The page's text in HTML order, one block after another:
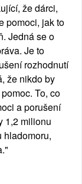
že dárci,
pomoci, jak to
Jedná se o
Je to
rozhodnutí
že nikdo by
To, co
a porušení
1,2 milionu
hladomoru,